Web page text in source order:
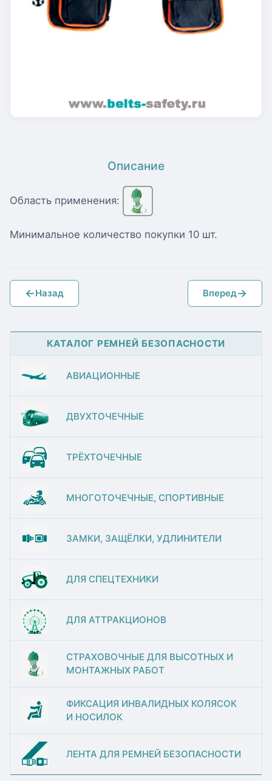
КАТАЛОГ РЕМНЕЙ БЕЗОПАСНОСТИ
АВИАЦИОННЫЕ
ДВУХТОЧЕЧНЫЕ
ТРЁХТОЧЕЧНЫЕ
МНОГОТОЧЕЧНЫЕ, СПОРТИВНЫЕ
ЗАМКИ, ЗАЩЁЛКИ, УДЛИНИТЕЛИ
ДЛЯ СПЕЦТЕХНИКИ
ДЛЯ АТТРАКЦИОНОВ
СТРАХОВОЧНЫЕ ДЛЯ ВЫСОТНЫХ И
МОНТАЖНЫХ РАБОТ
ФИКСАЦИЯ ИНВАЛИДНЫХ КОЛЯСОК
И НОСИЛОК
ЛЕНТА ДЛЯ РЕМНЕЙ БЕЗОПАСНОСТИ
Описание
Область применения:
Минимальное количество покупки 10 шт.
←Назад Вперед→